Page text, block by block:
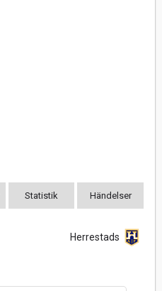
Statistik Händelser
Herrestads